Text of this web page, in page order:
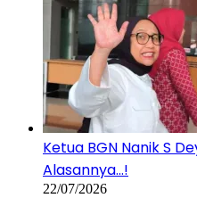
Ketua BGN Nanik S
Alasannya…!
22/07/2026